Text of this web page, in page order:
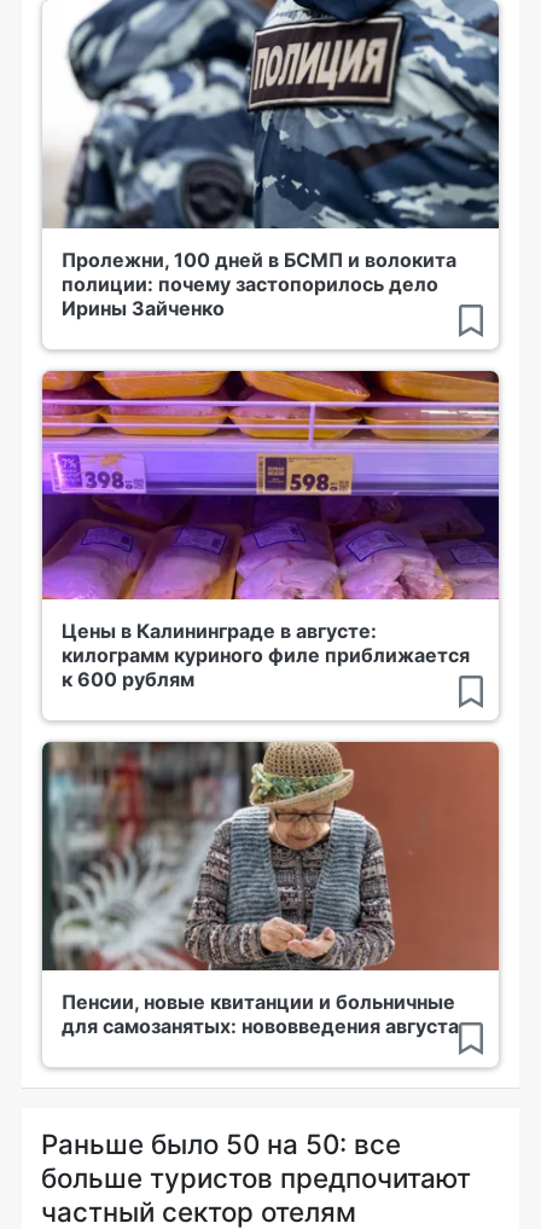
Пролежни, 100 дней в БСМП и волокита
полиции: почему застопорилось дело
Ирины Зайченко
Цены в Калининграде в августе:
килограмм куриного филе приближается
к 600 рублям
Пенсии, новые квитанции и больничные
для самозанятых: нововведения августа
Раньше было 50 на 50: все
больше туристов предпочитают
частный сектор отелям